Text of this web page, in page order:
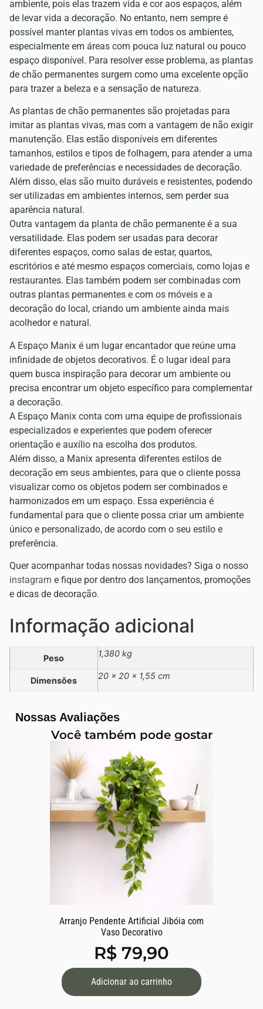
ambiente, pois elas trazem vida e cor aos espaços, além
de levar vida a decoração. No entanto, nem sempre é
possível manter plantas vivas em todos os ambientes,
especialmente em áreas com pouca luz natural ou pouco
espaço disponível. Para resolver esse problema, as plantas
de chão permanentes surgem como uma excelente opção
para trazer a beleza e a sensação de natureza.
As plantas de chão permanentes são projetadas para
imitar as plantas vivas, mas com a vantagem de não exigir
manutenção. Elas estão disponíveis em diferentes
tamanhos, estilos e tipos de folhagem, para atender a uma
variedade de preferências e necessidades de decoração.
Além disso, elas são muito duráveis e resistentes, podendo
ser utilizadas em ambientes internos, sem perder sua
aparência natural.
Outra vantagem da planta de chão permanente é a sua
versatilidade. Elas podem ser usadas para decorar
diferentes espaços, como salas de estar, quartos,
escritórios e até mesmo espaços comerciais, como lojas e
restaurantes. Elas também podem ser combinadas com
outras plantas permanentes e com os móveis e a
decoração do local, criando um ambiente ainda mais
acolhedor e natural.
A Espaço Manix é um lugar encantador que reúne uma
infinidade de objetos decorativos. É o lugar ideal para
quem busca inspiração para decorar um ambiente ou
precisa encontrar um objeto específico para complementar
a decoração.
A Espaço Manix conta com uma equipe de profissionais
especializados e experientes que podem oferecer
orientação e auxílio na escolha dos produtos.
Além disso, a Manix apresenta diferentes estilos de
decoração em seus ambientes, para que o cliente possa
visualizar como os objetos podem ser combinados e
harmonizados em um espaço. Essa experiência é
fundamental para que o cliente possa criar um ambiente
único e personalizado, de acordo com o seu estilo e
preferência.
Quer acompanhar todas nossas novidades? Siga o nosso
instagram e fique por dentro dos lançamentos, promoções
e dicas de decoração.
Informação adicional
Peso 1,380 kg
Dimensões 20 × 20 × 1,55 cm
Nossas Avaliações
Você também pode gostar
Arranjo Pendente Artificial Jibóia com
Vaso Decorativo
R$ 79,90
Adicionar ao carrinho